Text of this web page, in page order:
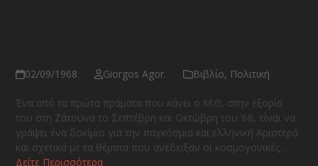
02/09/1968 Giorgos Agor. Βιβλίο, Πολιτική
Ένα από τα πρώτα πράματα που κάνει ο Μ.Θ. στην εξορία
του στη Ζάτουνα το Σεπτέβρη και Οκτώβρη του ’68, είναι να
γράψει ένα δοκίμιο για την παγκόσμια και ελληνική Αριστερά
και σχετικά με τα θέματα που ανέδειξαν οι κοσμογονικές…
Δείτε Περισσότερα